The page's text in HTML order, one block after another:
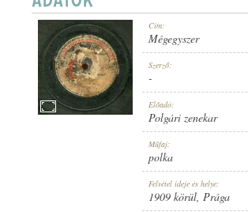
POLKA
1909 KÖRÜL
Cím:
Mégegyszer
Szerző:
-
Előadó:
Polgári zenekar
Műfaj:
polka
Felvétel ideje és helye:
1909 körül, Prága